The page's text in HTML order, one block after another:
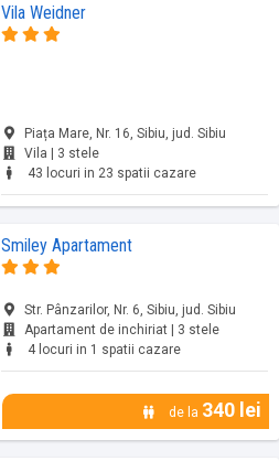
Vila Weidner
Piața Mare, Nr. 16, Sibiu, jud. Sibiu
Vila | 3 stele
43 locuri in 23 spatii cazare
Smiley Apartament
Str. Pânzarilor, Nr. 6, Sibiu, jud. Sibiu
Apartament de inchiriat | 3 stele
4 locuri in 1 spatii cazare
de la 340 lei